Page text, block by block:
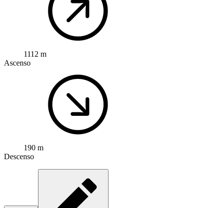
1112 m
Ascenso
190 m
Descenso